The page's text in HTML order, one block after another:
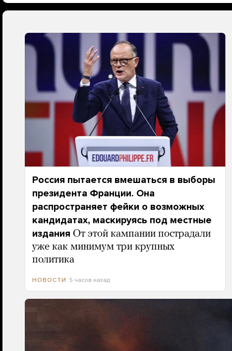
Россия пытается вмешаться в выборы
президента Франции. Она
распространяет фейки о возможных
кандидатах, маскируясь под местные
издания От этой кампании пострадали
уже как минимум три крупных
политика
НОВОСТИ 5 часов назад